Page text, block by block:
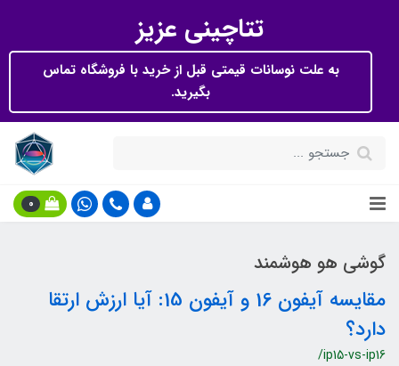
تتاچینی عزیز
به علت نوسانات قیمتی قبل از خرید با فروشگاه تماس
بگیرید.
0
گوشی هو هوشمند
مقایسه آیفون 16 و آیفون 15: آیا ارزش ارتقا
دارد؟
/ip15-vs-ip16